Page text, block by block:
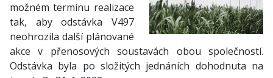
možném termínu realizace
tak, aby odstávka V497
neohrozila další plánované
akce v přenosových soustavách obou společností.
Odstávka byla po složitých jednáních dohodnuta na